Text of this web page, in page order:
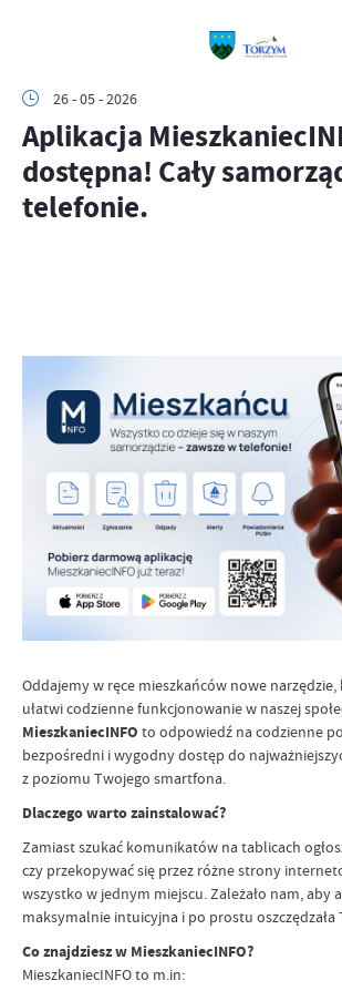
26 - 05 - 2026
Aplikacja
dostępna! Cały
telefonie.
Oddajemy w ręce mieszkańców nowe
ułatwi codzienne funkcjonowanie w naszej
MieszkaniecINFO to odpowiedź na codzienne
bezpośredni i wygodny dostęp do
z poziomu Twojego smartfona.
Dlaczego warto zainstalować?
Zamiast szukać komunikatów na tablicach
czy przekopywać się przez różne strony
wszystko w jednym miejscu. Zależało nam, aby
maksymalnie intuicyjna i po prostu oszczędzała
Co znajdziesz w MieszkaniecINFO?
MieszkaniecINFO to m.in: